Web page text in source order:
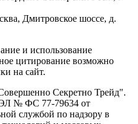
Дмитровское шоссе, д.
и использование
цитирование возможно
на сайт.
Секретно Трейд".
ЭЛ № ФС 77-79634 от
службой по надзору в